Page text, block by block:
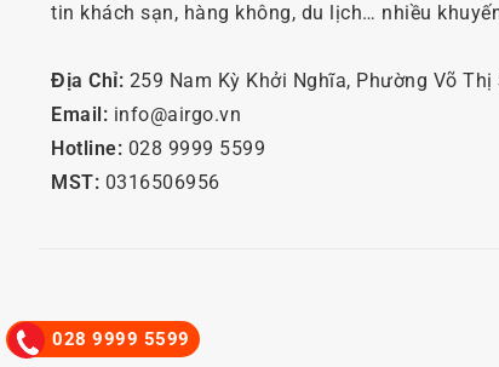
tin khách sạn, hàng không, du lịch… nhiều
Địa Chỉ: 259 Nam Kỳ Khởi Nghĩa, Phường Võ Thị
Email: info@airgo.vn
Hotline: 028 9999 5599
MST: 0316506956
028 9999 5599